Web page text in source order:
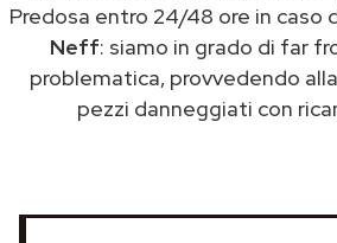
Predosa entro 24/48 ore in caso
Neff: siamo in grado di far
problematica, provvedendo
pezzi danneggiati con